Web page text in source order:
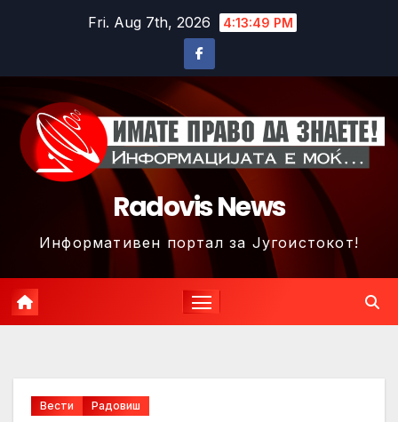
Fri. Aug 7th, 2026 4:13:52 PM
Radovis News
Информативен портал за Југоистокот!
Вести Радовиш